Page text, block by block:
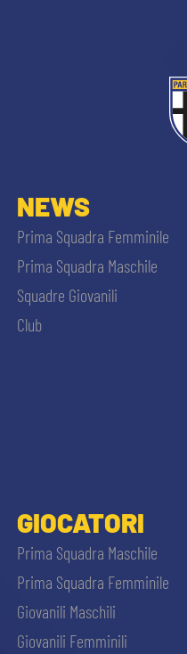
NEWS
Prima Squadra Femminile
Prima Squadra Maschile
Squadre Giovanili
Club
GIOCATORI
Prima Squadra Maschile
Prima Squadra Femminile
Giovanili Maschili
Giovanili Femminili